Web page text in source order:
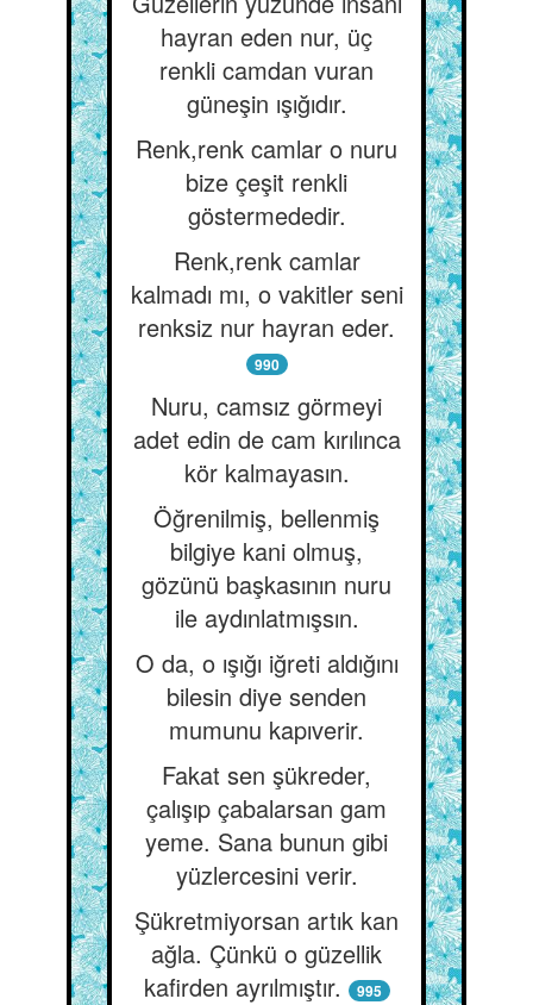
hayran eden nur, üç
renkli camdan vuran
güneşin ışığıdır.
Renk,renk camlar o nuru
bize çeşit renkli
göstermededir.
Renk,renk camlar
kalmadı mı, o vakitler seni
renksiz nur hayran eder.
990
Nuru, camsız görmeyi
adet edin de cam kırılınca
kör kalmayasın.
Öğrenilmiş, bellenmiş
bilgiye kani olmuş,
gözünü başkasının nuru
ile aydınlatmışsın.
O da, o ışığı iğreti aldığını
bilesin diye senden
mumunu kapıverir.
Fakat sen şükreder,
çalışıp çabalarsan gam
yeme. Sana bunun gibi
yüzlercesini verir.
Şükretmiyorsan artık kan
ağla. Çünkü o güzellik
kafirden ayrılmıştır.
995